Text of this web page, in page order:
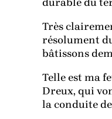
Très
résolument
bâtissons
Telle est ma
Dreux, qui
la conduite